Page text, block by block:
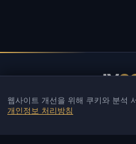
IV
IVSOFTE — 소프트웨어 스토어
웹사이트 개선을 위해 쿠키와 분석
개인정보 처리방침